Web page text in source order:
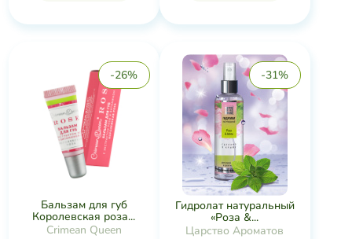
-26%
Бальзам для губ
Королевская роза...
Crimean Queen
-31%
Гидролат натуральный
«Роза &...
Царство Ароматов